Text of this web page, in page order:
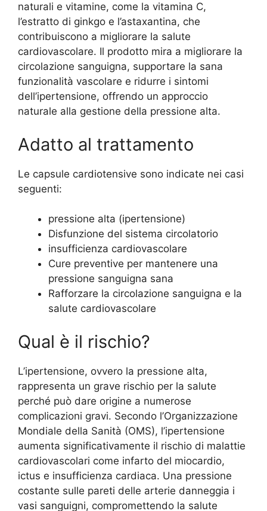
naturali e vitamine, come la vitamina C,
l’estratto di ginkgo e l’astaxantina, che
contribuiscono a migliorare la salute
cardiovascolare. Il prodotto mira a migliorare la
circolazione sanguigna, supportare la sana
funzionalità vascolare e ridurre i sintomi
dell’ipertensione, offrendo un approccio
naturale alla gestione della pressione alta.
Adatto al trattamento
Le capsule cardiotensive sono indicate nei casi
seguenti:
pressione alta (ipertensione)
Disfunzione del sistema circolatorio
insufficienza cardiovascolare
Cure preventive per mantenere una
pressione sanguigna sana
Rafforzare la circolazione sanguigna e la
salute cardiovascolare
Qual è il rischio?
L’ipertensione, ovvero la pressione alta,
rappresenta un grave rischio per la salute
perché può dare origine a numerose
complicazioni gravi. Secondo l’Organizzazione
Mondiale della Sanità (OMS), l’ipertensione
aumenta significativamente il rischio di malattie
cardiovascolari come infarto del miocardio,
ictus e insufficienza cardiaca. Una pressione
costante sulle pareti delle arterie danneggia i
vasi sanguigni, compromettendo la salute